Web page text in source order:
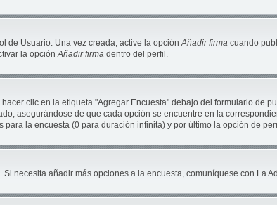
de Usuario. Una vez creada, active la opciónAñadir firma cuando
la opciónAñadir firma dentro del perfil.
clic en la etiqueta "Agregar Encuesta" debajo del formulario de
asegurándose de que cada opción se encuentre en la
la encuesta (0 para duración infinita) y por último la opción de
necesita añadir más opciones a la encuesta, comuníquese con La